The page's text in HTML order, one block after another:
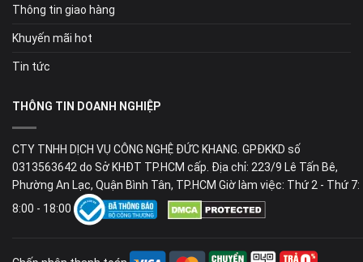
Thông tin giao hàng
Khuyến mãi hot
Tin tức
THÔNG TIN DOANH NGHIỆP
CTY TNHH DỊCH VỤ CÔNG NGHỆ ĐỨC KHANG. GPĐKKD số
0313563642 do Sở KHĐT TP.HCM cấp. Địa chỉ: 223/9 Lê Tấn Bê,
Phường An Lạc, Quận Bình Tân, TP.HCM Giờ làm việc: Thứ 2 - Thứ 7:
8:00 - 18:00